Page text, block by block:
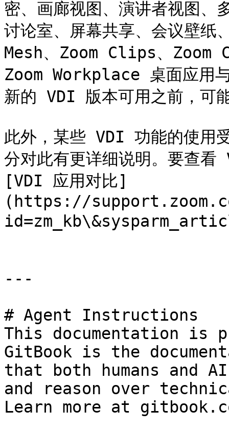
密、画廊视图、演讲者视图、
讨论室、屏幕共享、会议壁
Mesh、Zoom Clips、Zoom
Zoom Workplace 桌面应用
新的 VDI 版本可用之前，可
此外，某些 VDI 功能的使用
分对此有更详细说明。要查
[VDI 应用对比]
(https://
---
# Agent Instructions
This documentation is
GitBook is the
that both humans and
and reason over
Learn more at